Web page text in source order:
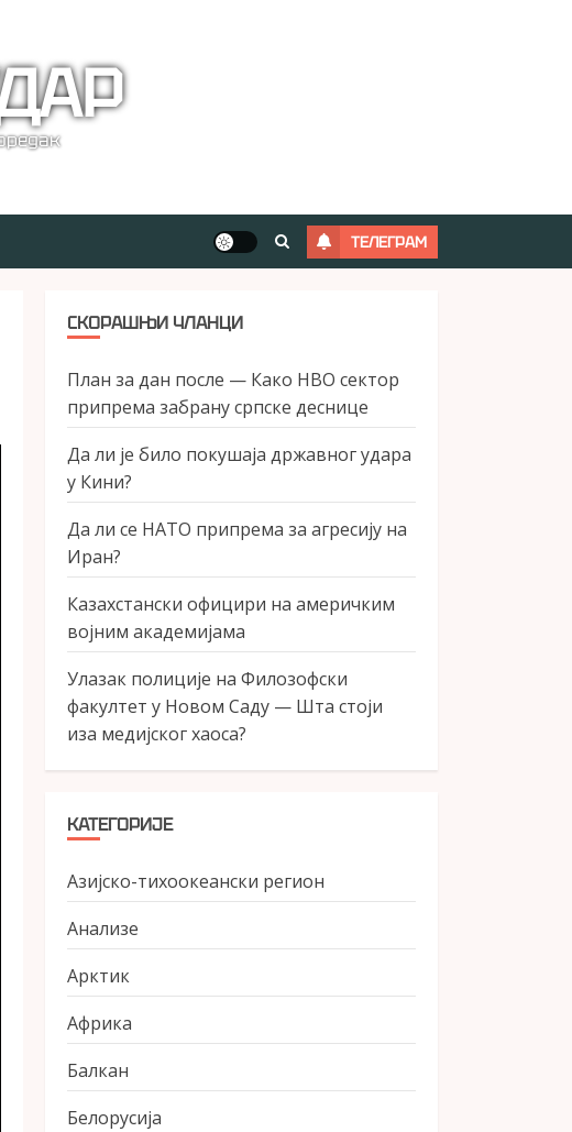
ТЕЛЕГРАМ
СКОРАШЊИ ЧЛАНЦИ
План за дан после — Како НВО сектор
припрема забрану српске деснице
Да ли је било покушаја државног удара
у Кини?
Да ли се НАТО припрема за агресију на
Иран?
Казахстански официри на америчким
војним академијама
Улазак полиције на Филозофски
факултет у Новом Саду — Шта стоји
иза медијског хаоса?
КАТЕГОРИЈЕ
Азијско-тихоокеански регион
Анализе
Арктик
Африка
Балкан
Белорусија